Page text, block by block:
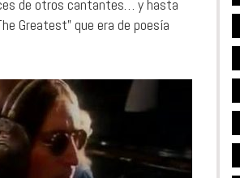
de otros cantantes… y hasta
Greatest” que era de poesía